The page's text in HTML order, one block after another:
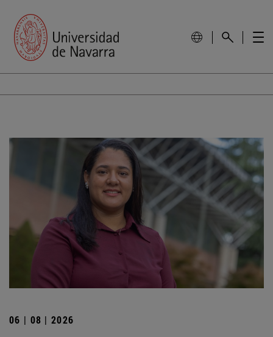
06 | 08 | 2026